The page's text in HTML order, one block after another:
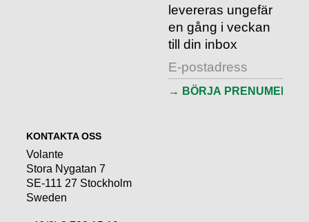
levereras ungefär
en gång i veckan
till din inbox
KONTAKTA OSS
Volante
Stora Nygatan 7
SE-111 27 Stockholm
Sweden